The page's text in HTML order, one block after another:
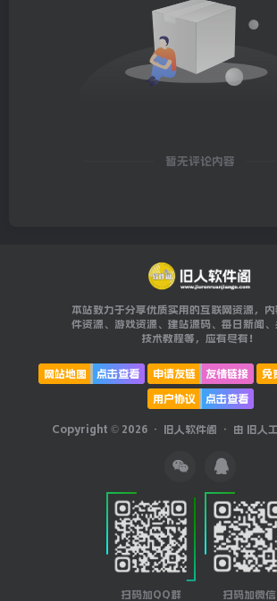
暂无评论内容
本站致力于分享优质实用的互联网资源，
件资源、游戏资源、建站源码、每日新闻、
技术教程等，应有尽有！
网站地图 点击查看 申请友链 友情链接 免
用户协议
点击查看
Copyright © 2026 · 旧人软件阁 · 由 旧人
扫码加QQ群 扫码加微信